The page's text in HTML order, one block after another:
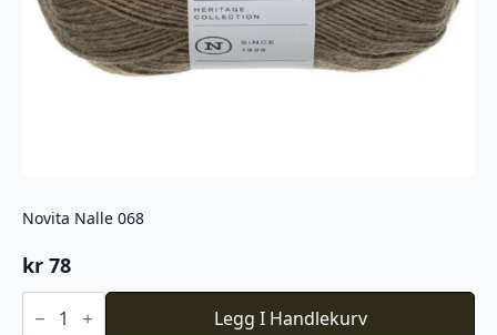
Novita Nalle 068
kr 78
Novita
Nalle Legg I Handlekurv